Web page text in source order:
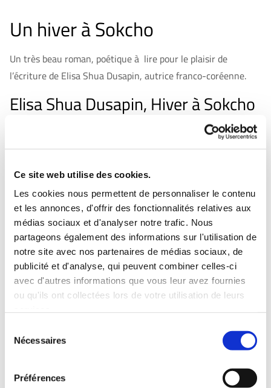
Ce site web utilise des cookies.
Les cookies nous permettent de personnaliser le contenu
et les annonces, d'offrir des fonctionnalités relatives aux
médias sociaux et d'analyser notre trafic. Nous
partageons également des informations sur l'utilisation de
notre site avec nos partenaires de médias sociaux, de
publicité et d'analyse, qui peuvent combiner celles-ci
avec d'autres informations que vous leur avez fournies
ou qu'ils ont collectées lors de votre utilisation de leurs
Nécessaires
Préférences
Un hiver à Sokcho
Un très beau roman, poétique à lire pour le plaisir de
l’écriture de Elisa Shua Dusapin, autrice franco-coréenne.
Elisa Shua Dusapin, Hiver à Sokcho
« Il est arrivé perdu dans un manteau de laine », nous dit-elle
Il, c’est Yann Kerrand, un Français auteur de bande dessinée
qui arrive en hiver à Sokcho, petite ville portuaire proche de
la Corée du Nord.
Elle, 23 ans, depuis un mois aux réchauds dans la pension
que tient sa mère. Elle cuisine pour les rares clients. Au
marché son « métissage français restait source de
commérages ».
Ils se parlent, un peu,il lui montre ses carnets de
dessins, elle les aime.
se frôlent.
Leurs conversations sont comme les histoires qu’il a créées
par ses dessins : L’histoire (…) s’est diluée comme une